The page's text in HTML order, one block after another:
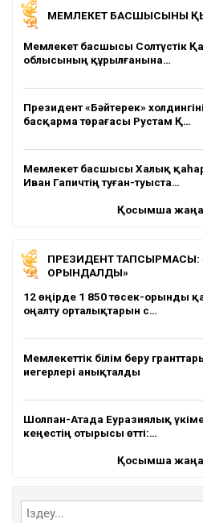
МЕМЛЕКЕТ БАСШЫСЫНЫҢ
Мемлекет басшысы Солтүстік
облысының құрылғанына…
Президент «Бәйтерек»
басқарма төрағасы Рустам Қ…
Мемлекет басшысы Халық
Иван Гапичтің туған-туыста…
Қосымша
ПРЕЗИДЕНТ ТАПСЫРМАСЫ:
ОРЫНДАЛДЫ»
12 өңірде 1 850 төсек-орынды
оңалту орталықтарын с…
Мемлекеттік білім беру
иегерлері анықталды
Шолпан-Атада Еуразиялық
кеңестің отырысы өтті:…
Қосымша